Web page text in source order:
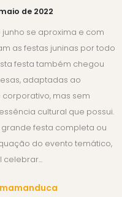
de 2022
junho se aproxima e com
as festas juninas por todo
festa também chegou
adaptadas ao
mas sem
cultural que possui.
grande festa completa ou
do evento temático,
celebrar...
mamanduca